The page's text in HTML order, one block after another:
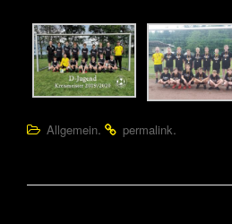
Allgemein. permalink.